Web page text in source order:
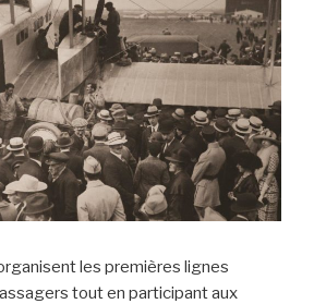
les premières lignes
tout en participant aux